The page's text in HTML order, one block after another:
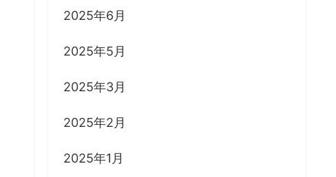
2025年6月
2025年5月
2025年3月
2025年2月
2025年1月